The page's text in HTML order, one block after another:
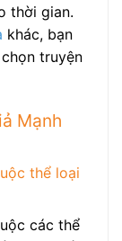
thời gian.
khác, bạn
truyện
Mạnh
thể loại
các thể